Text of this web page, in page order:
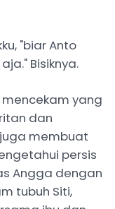
"biar Anto
Bisiknya.
yang
dan
membuat
persis
Angga dengan
tubuh Siti,